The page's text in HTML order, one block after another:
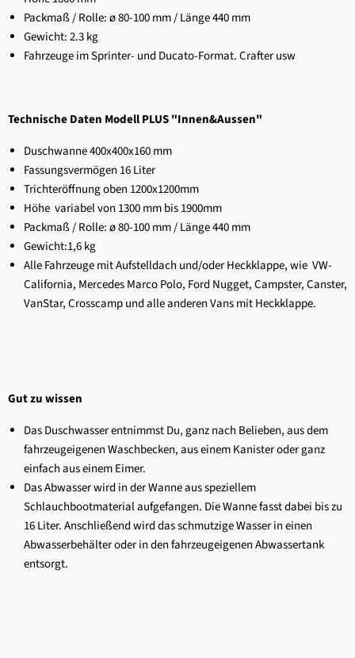
Packmaß / Rolle:ø 80-100 mm / Länge 440 mm
Gewicht: 2.3kg
Fahrzeuge im Sprinter- und Ducato-Format. Crafter usw
Technische Daten Modell PLUS "Innen&Aussen"
Duschwanne 400x400x160 mm
Fassungsvermögen 16 Liter
Trichteröffnung oben 1200x1200mm
Höhe variabel von 1300 mm bis 1900mm
Packmaß / Rolle:ø 80-100 mm / Länge 440 mm
Gewicht:1,6 kg
Alle Fahrzeuge mit Aufstelldach und/oder Heckklappe, wie VW-
California, Mercedes Marco Polo, Ford Nugget, Campster, Canster,
VanStar, Crosscamp und alle anderen Vans mit Heckklappe.
Gut zu wissen
Das Duschwasser entnimmst Du, ganz nach Belieben, aus dem
fahrzeugeigenen Waschbecken, aus einem Kanister oder ganz
einfach aus einem Eimer.
Das Abwasser wird in der Wanne aus speziellem
Schlauchbootmaterial aufgefangen. Die Wanne fasst dabei bis zu
16 Liter. Anschließend wird das schmutzige Wasser in einen
Abwasserbehälter oder in den fahrzeugeigenen Abwassertank
entsorgt.